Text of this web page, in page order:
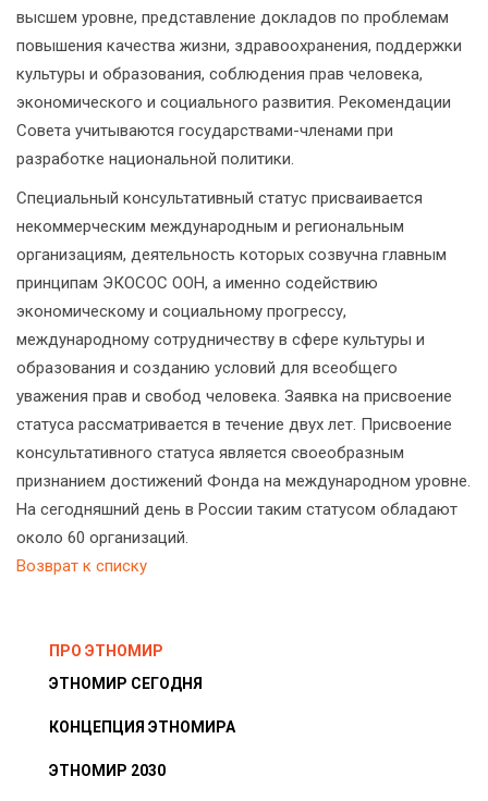
высшем уровне, представление докладов по проблемам
повышения качества жизни, здравоохранения, поддержки
культуры и образования, соблюдения прав человека,
экономического и социального развития. Рекомендации
Совета учитываются государствами-членами при
разработке национальной политики.
Специальный консультативный статус присваивается
некоммерческим международным и региональным
организациям, деятельность которых созвучна главным
принципам ЭКОСОС ООН, а именно содействию
экономическому и социальному прогрессу,
международному сотрудничеству в сфере культуры и
образования и созданию условий для всеобщего
уважения прав и свобод человека. Заявка на присвоение
статуса рассматривается в течение двух лет. Присвоение
консультативного статуса является своеобразным
признанием достижений Фонда на международном уровне.
На сегодняшний день в России таким статусом обладают
около 60 организаций.
Возврат к списку
ПРО ЭТНОМИР
ЭТНОМИР СЕГОДНЯ
КОНЦЕПЦИЯ ЭТНОМИРА
ЭТНОМИР 2030